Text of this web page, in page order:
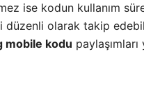
ise kodun kullanım
düzenli olarak takip
mobile kodu